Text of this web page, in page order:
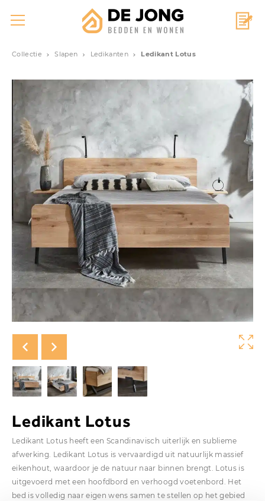
Collectie Slapen Ledikanten Ledikant Lotus
Ledikant Lotus
Ledikant Lotus heeft een Scandinavisch uiterlijk en sublieme
afwerking. Ledikant Lotus is vervaardigd uit natuurlijk massief
eikenhout, waardoor je de natuur naar binnen brengt. Lotus is
uitgevoerd met een hoofdbord en verhoogd voetenbord. Het
bed is volledig naar eigen wens samen te stellen op het gebied